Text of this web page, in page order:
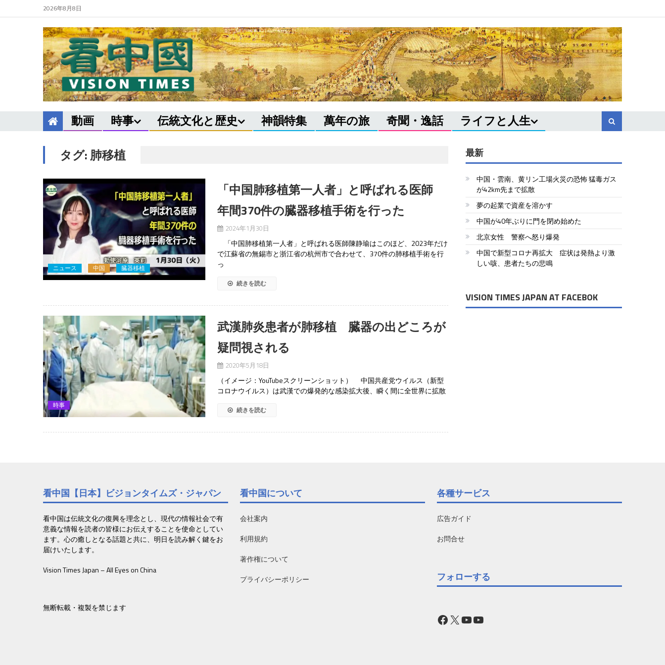
2026年8月8日
動画 時事 伝統文化と歴史 神韻特集 萬年の旅 奇聞・逸話 ライフと人生
タグ:肺移植
ニュース 中国 臓器移植
「中国肺移植第一人者」と呼ばれる医師
年間370件の臓器移植手術を行った
2024年1月30日
「中国肺移植第一人者」と呼ばれる医師陳静瑜はこのほど、2023年だけ
で江蘇省の無錫市と浙江省の杭州市で合わせて、370件の肺移植手術を行
っ
続きを読む
時事
武漢肺炎患者が肺移植 臓器の出どころが
疑問視される
2020年5月18日
（イメージ：YouTubeスクリーンショット） 中国共産党ウイルス（新型
コロナウイルス）は武漢での爆発的な感染拡大後、瞬く間に全世界に拡散
続きを読む
最新
中国・雲南、黄リン工場火災の恐怖 猛毒ガス
が42km先まで拡散
夢の起業で資産を溶かす
中国が40年ぶりに門を閉め始めた
北京女性 警察へ怒り爆発
中国で新型コロナ再拡大 症状は発熱より激
しい咳、患者たちの悲鳴
VISION TIMES JAPAN AT FACEBOK
看中国【日本】ビジョンタイムズ・ジャパン
看中国は伝統文化の復興を理念とし、現代の情報社会で有
意義な情報を読者の皆様にお伝えすることを使命としてい
ます。心の癒しとなる話題と共に、明日を読み解く鍵をお
届けいたします。
Vision Times Japan – All Eyes on China
無断転載・複製を禁じます
看中国について
会社案内
利用規約
著作権について
プライバシーポリシー
各種サービス
広告ガイド
お問合せ
フォローする
Facebook
X YouTube
YouTube